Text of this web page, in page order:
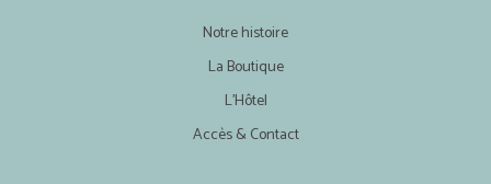
Notre histoire
La Boutique
L’Hôtel
Accès & Contact